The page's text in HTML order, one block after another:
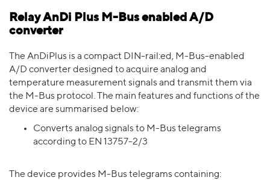
Relay AnDi Plus M-Bus enabled A/D
converter
The AnDiPlus is a compact DIN-rail:ed, M-Bus-enabled
A/D converter designed to acquire analog and
temperature measurement signals and transmit them via
the M-Bus protocol. The main features and functions of the
device are summarised below:
Converts analog signals to M-Bus telegrams
according to EN 13757-2/3
The device provides M-Bus telegrams containing: